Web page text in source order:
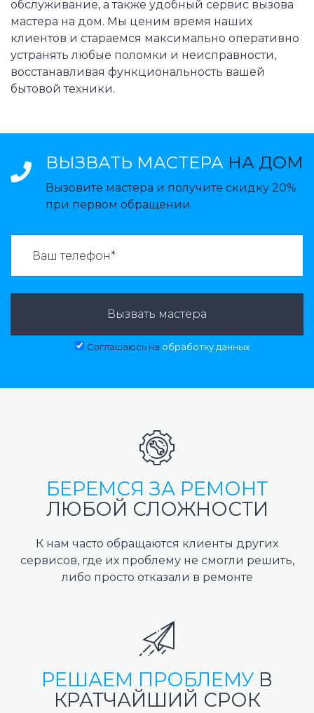
обслуживание, а также удобный сервис вызова
мастера на дом. Мы ценим время наших
клиентов и стараемся максимально оперативно
устранять любые поломки и неисправности,
восстанавливая функциональность вашей
бытовой техники.
ВЫЗВАТЬ МАСТЕРА НА ДОМ
Вызовите мастера и получите скидку 20%
при первом обращении.
Вызвать мастера
Соглашаюсь на обработку данных
БЕРЕМСЯ ЗА РЕМОНТ
ЛЮБОЙ СЛОЖНОСТИ
К нам часто обращаются клиенты других
сервисов, где их проблему не смогли решить,
либо просто отказали в ремонте
РЕШАЕМ ПРОБЛЕМУ В
КРАТЧАЙШИЙ СРОК